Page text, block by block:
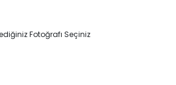
Fotoğrafı Seçiniz